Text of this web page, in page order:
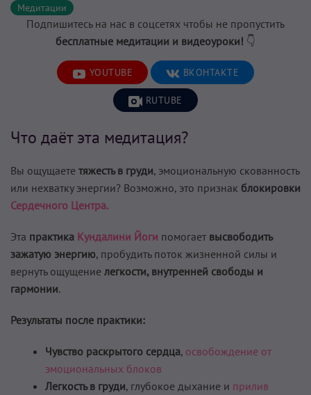
Медитации
Подпишитесь на нас в соцсетях чтобы не пропустить
бесплатные медитации и видеоуроки! 👇
YOUTUBE ВКОНТАКТЕ
RUTUBE
Что даёт эта медитация?
Вы ощущаете тяжесть в груди, эмоциональную скованность
или нехватку энергии? Возможно, это признак блокировки
Сердечного Центра.
Эта практика Кундалини Йоги помогает высвободить
зажатую энергию, пробудить поток жизненной силы и
вернуть ощущение легкости, внутренней свободы и
гармонии.
Результаты после практики:
Чувство раскрытого сердца, освобождение от
эмоциональных блоков
Легкость в груди, глубокое дыхание и прилив